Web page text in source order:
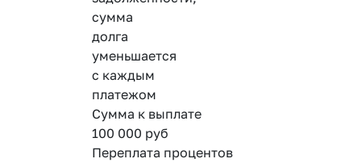
сумма
долга
уменьшается
с каждым
платежом
Сумма к выплате
100 000 руб
Переплата процентов